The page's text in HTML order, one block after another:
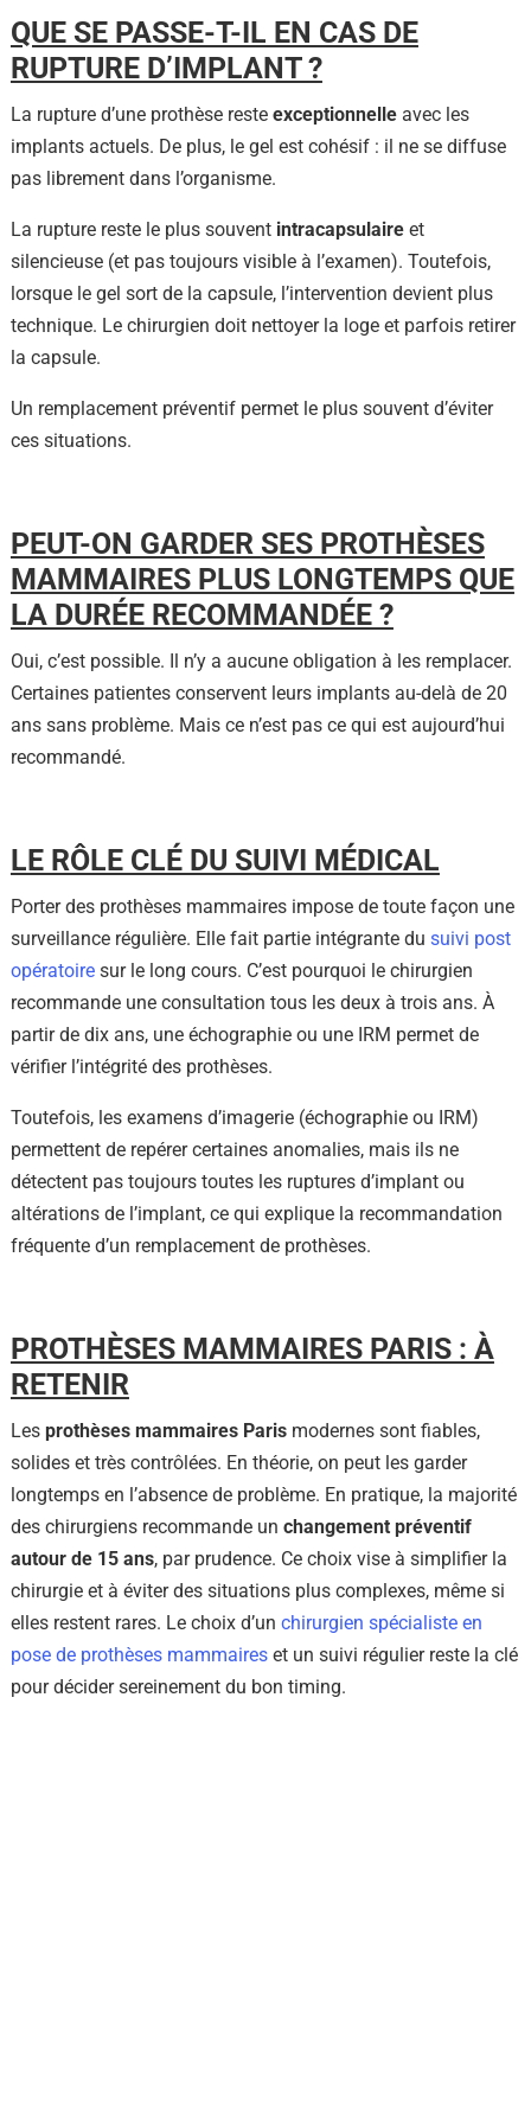
QUE SE PASSE-T-IL EN CAS DE
RUPTURE D’IMPLANT ?
La rupture d’une prothèse reste exceptionnelleavec les
implants actuels. De plus, le gel est cohésif : il ne se diffuse
pas librement dans l’organisme.
La rupture reste le plus souvent intracapsulaireet
silencieuse (et pas toujours visible à l’examen). Toutefois,
lorsque le gel sort de la capsule, l’intervention devient plus
technique. Le chirurgien doit nettoyer la loge et parfois retirer
la capsule.
Un remplacement préventif permet le plus souvent d’éviter
ces situations.
PEUT-ON GARDER SES PROTHÈSES
MAMMAIRES PLUS LONGTEMPS QUE
LA DURÉE RECOMMANDÉE ?
Oui, c’est possible. Il n’y a aucune obligation à les remplacer.
Certaines patientes conservent leurs implants au-delà de 20
ans sans problème. Mais ce n’est pas ce qui est aujourd’hui
recommandé.
LE RÔLE CLÉ DU SUIVI MÉDICAL
Porter des prothèses mammaires impose de toute façon une
surveillance régulière. Elle fait partie intégrante du suivi post
opératoiresur le long cours. C’est pourquoi le chirurgien
recommande une consultation tous les deux à trois ans. À
partir de dix ans, une échographie ou une IRM permet de
vérifier l’intégrité des prothèses.
Toutefois, les examens d’imagerie (échographie ou IRM)
permettent de repérer certaines anomalies, mais ils ne
détectent pas toujours toutes les ruptures d’implant ou
altérations de l’implant, ce qui explique la recommandation
fréquente d’un remplacement de prothèses.
PROTHÈSES MAMMAIRES PARIS : À
RETENIR
Les prothèses mammaires Parismodernes sont fiables,
solides et très contrôlées. En théorie, on peut les garder
longtemps en l’absence de problème. En pratique, la majorité
des chirurgiens recommande un changement préventif
autour de 15 ans, par prudence. Ce choix vise à simplifier la
chirurgie et à éviter des situations plus complexes, même si
elles restent rares. Le choix d’un chirurgien spécialiste en
pose de prothèses mammaireset un suivi régulier reste la clé
pour décider sereinement du bon timing.